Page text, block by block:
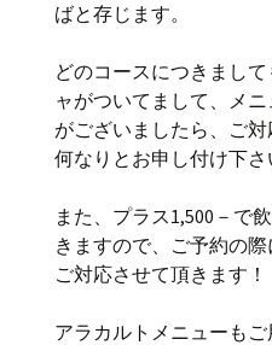
ばと存じます。
どのコースにつきまし
ャがついてまして、メ
がございましたら、ご対
何なりとお申し付け下さ
また、プラス1,500－で
きますので、ご予約の際
ご対応させて頂きます！
アラカルトメニューも